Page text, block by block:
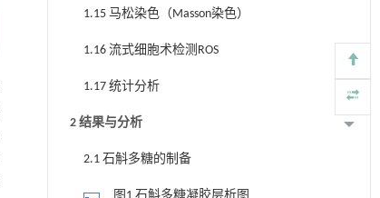
1.15 马松染色（Masson染色）
1.16 流式细胞术检测ROS
1.17 统计分析
2 结果与分析
2.1 石斛多糖的制备